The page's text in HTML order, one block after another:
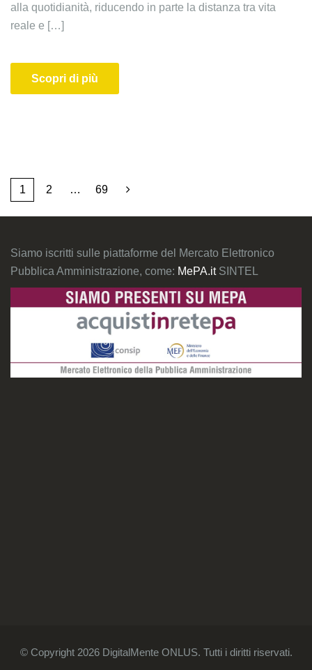
alla quotidianità, riducendo in parte la distanza tra vita
reale e […]
Scopri di più
1 2 … 69
Siamo iscritti sulle piattaforme del Mercato Elettronico
Pubblica Amministrazione, come: MePA.it SINTEL
© Copyright 2026 DigitalMente ONLUS. Tutti i diritti riservati.